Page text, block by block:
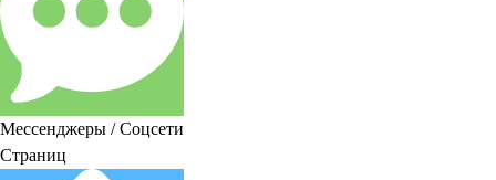
Мессенджеры / Соцсети
Страниц